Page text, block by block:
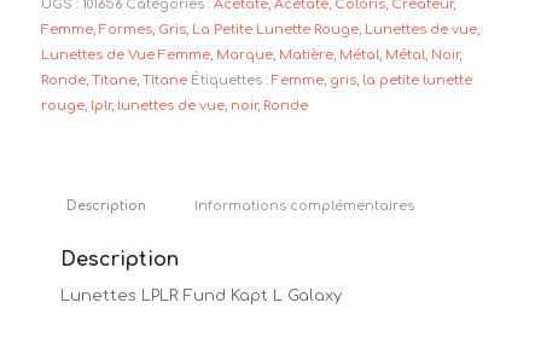
UGS : 101656 Catégories : Acétate, Acétate, Coloris, Créateur,
Femme, Formes, Gris, La Petite Lunette Rouge, Lunettes de vue,
Lunettes de Vue Femme, Marque, Matière, Métal, Métal, Noir,
Ronde, Titane, Titane Étiquettes : Femme, gris, la petite lunette
rouge, lplr, lunettes de vue, noir, Ronde
Description Informations complémentaires
Description
Lunettes LPLR Fund Kapt L Galaxy